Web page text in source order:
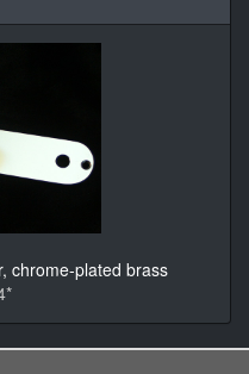
chrome-plated brass